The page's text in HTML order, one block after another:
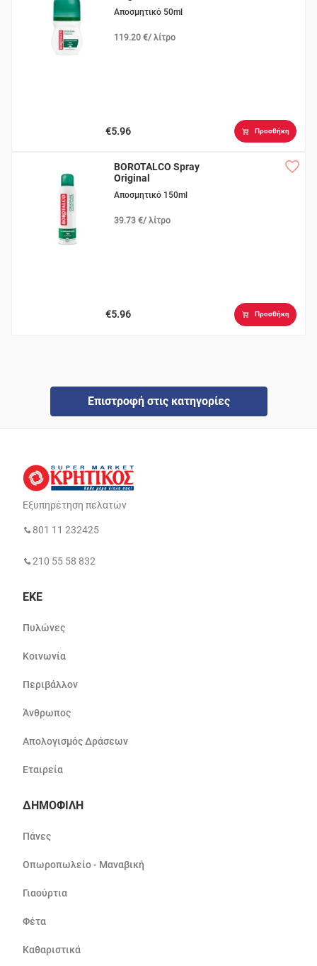
Αποσμητικό 50ml
119.20 €/ λίτρο
€5.96 Προσθήκη
BOROTALCO Spray
Original
Αποσμητικό 150ml
39.73 €/ λίτρο
€5.96 Προσθήκη
Επιστροφή στις κατηγορίες
Εξυπηρέτηση πελατών
801 11 232425
210 55 58 832
ΕΚΕ
Πυλώνες
Κοινωνία
Περιβάλλον
Άνθρωπος
Απολογισμός Δράσεων
Εταιρεία
ΔΗΜΟΦΙΛΗ
Πάνες
Οπωροπωλείο - Μαναβική
Γιαούρτια
Φέτα
Καθαριστικά